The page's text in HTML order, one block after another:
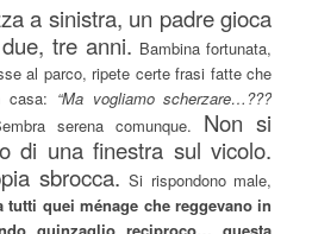
a sinistra, un padre gioca
tre anni. Bambina fortunata,
al parco, ripete certe frasi fatte che
casa: “Ma vogliamo scherzare…???
serena comunque. Non si
di una finestra sul vicolo.
sbrocca. Si rispondono male,
tutti quei ménage che reggevano in